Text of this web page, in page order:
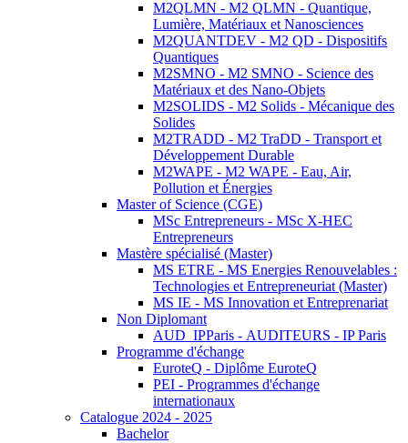
M2QLMN - M2 QLMN - Quantique,
Lumière, Matériaux et Nanosciences
M2QUANTDEV - M2 QD - Dispositifs
Quantiques
M2SMNO - M2 SMNO - Science des
Matériaux et des Nano-Objets
M2SOLIDS - M2 Solids - Mécanique des
Solides
M2TRADD - M2 TraDD - Transport et
Développement Durable
M2WAPE - M2 WAPE - Eau, Air,
Pollution et Énergies
Master of Science (CGE)
MSc Entrepreneurs - MSc X-HEC
Entrepreneurs
Mastère spécialisé (Master)
MS ETRE - MS Energies Renouvelables :
Technologies et Entrepreneuriat (Master)
MS IE - MS Innovation et Entreprenariat
Non Diplomant
AUD_IPParis - AUDITEURS - IP Paris
Programme d'échange
EuroteQ - Diplôme EuroteQ
PEI - Programmes d'échange
internationaux
Catalogue 2024 - 2025
Bachelor